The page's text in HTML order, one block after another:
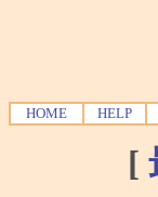
HOME HELP
[